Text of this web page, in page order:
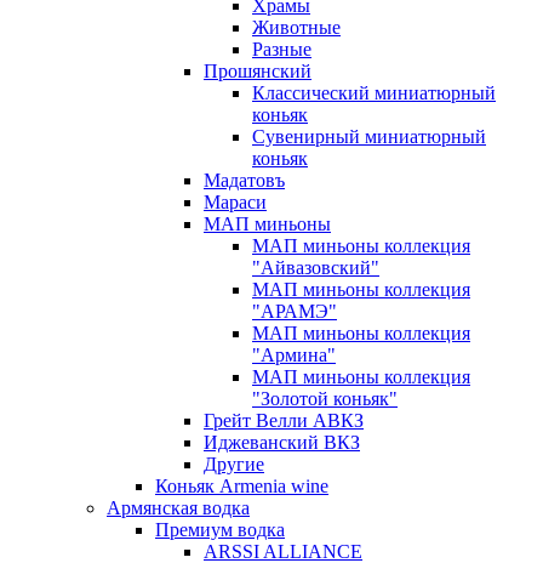
Храмы
Животные
Разные
Прошянский
Классический миниатюрный
коньяк
Сувенирный миниатюрный
коньяк
Мадатовъ
Мараси
МАП миньоны
МАП миньоны коллекция
"Айвазовский"
МАП миньоны коллекция
"АРАМЭ"
МАП миньоны коллекция
"Армина"
МАП миньоны коллекция
"Золотой коньяк"
Грейт Велли АВКЗ
Иджеванский ВКЗ
Другие
Коньяк Armenia wine
Армянская водка
Премиум водка
ARSSI ALLIANCE